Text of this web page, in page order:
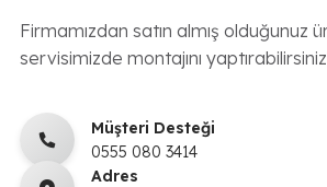
Firmamızdan satın almış olduğunuz
servisimizde montajını
Müşteri Desteği
0555 080 3414
Adres